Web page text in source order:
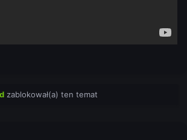
zablokował(a) ten temat